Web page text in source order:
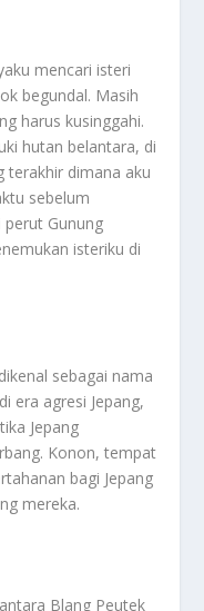
mencari isteri
begundal. Masih
harus kusinggahi.
hutan belantara, di
terakhir dimana aku
sebelum
Gunung
isteriku di
sebagai nama
era agresi Jepang,
Jepang
Konon, tempat
bagi Jepang
mereka.
Blang Peutek